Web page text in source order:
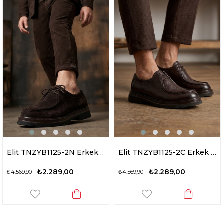
Elit TNZYB1125-2N Erkek Hakiki Deri Casual Ayakkabı Kahverengi
₺2.289,00
₺4.569,90
Elit TNZYB1125-2C Erkek Hakiki Deri Casual Ayakkabı Kahverengi
₺2.289,00
₺4.569,90